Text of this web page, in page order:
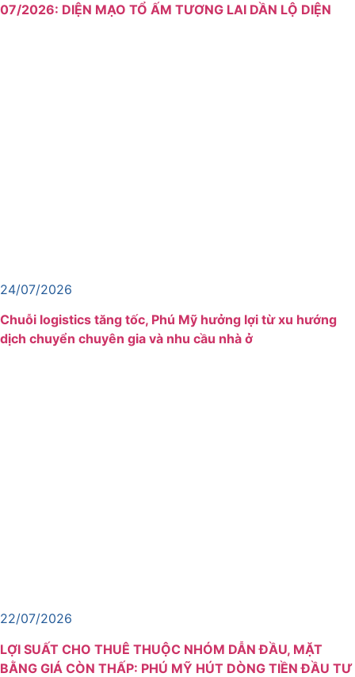
07/2026: DIỆN MẠO TỔ ẤM TƯƠNG LAI DẦN LỘ DIỆN
24/07/2026
Chuỗi logistics tăng tốc, Phú Mỹ hưởng lợi từ xu hướng
dịch chuyển chuyên gia và nhu cầu nhà ở
22/07/2026
LỢI SUẤT CHO THUÊ THUỘC NHÓM DẪN ĐẦU, MẶT
BẰNG GIÁ CÒN THẤP: PHÚ MỸ HÚT DÒNG TIỀN ĐẦU TƯ